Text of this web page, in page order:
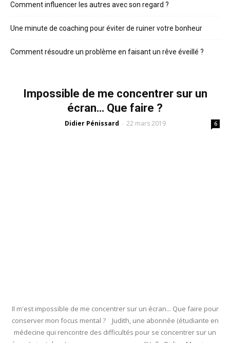
Comment influencer les autres avec son regard ?
Une minute de coaching pour éviter de ruiner votre bonheur
Comment résoudre un problème en faisant un rêve éveillé ?
Impossible de me concentrer sur un
écran… Que faire ?
Didier Pénissard - 22 mars 2019 6
Il m'est impossible de me concentrer sur un écran... Que faire pour
conserver mon focus mental ? Judith, une abonnée (étudiante en
médecine qui rencontre des difficultés pour se concentrer sur un